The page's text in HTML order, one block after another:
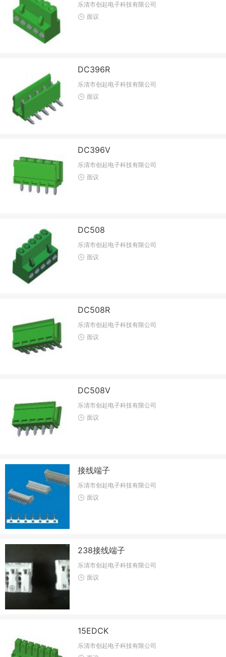
乐清市创起电子科技有限公司
面议
DC396R
乐清市创起电子科技有限公司
面议
DC396V
乐清市创起电子科技有限公司
面议
DC508
乐清市创起电子科技有限公司
面议
DC508R
乐清市创起电子科技有限公司
面议
DC508V
乐清市创起电子科技有限公司
面议
接线端子
乐清市创起电子科技有限公司
面议
238接线端子
乐清市创起电子科技有限公司
面议
15EDCK
乐清市创起电子科技有限公司